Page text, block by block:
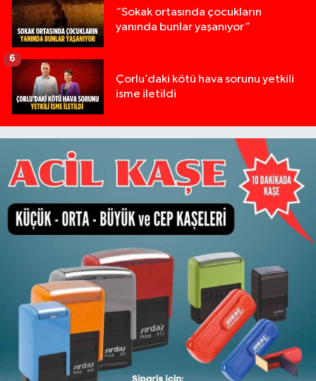
“Sokak ortasında çocukların
yanında bunlar yaşanıyor”
Çorlu’daki kötü hava sorunu yetkili
isme iletildi
6